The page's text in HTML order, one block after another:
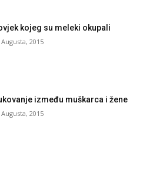
kojeg su meleki okupali
Augusta, 2015
između muškarca i žene
Augusta, 2015